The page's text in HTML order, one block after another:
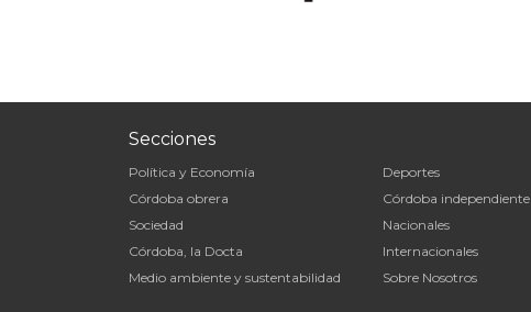
Secciones
Política y Economía
Córdoba obrera
Sociedad
Córdoba, la Docta
Medio ambiente y sustentabilidad
Deportes
Córdoba independiente
Nacionales
Internacionales
Sobre Nosotros